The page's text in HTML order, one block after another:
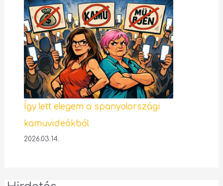
Így lett elegem a spanyolországi
kamuvideókból
2026.03.14.